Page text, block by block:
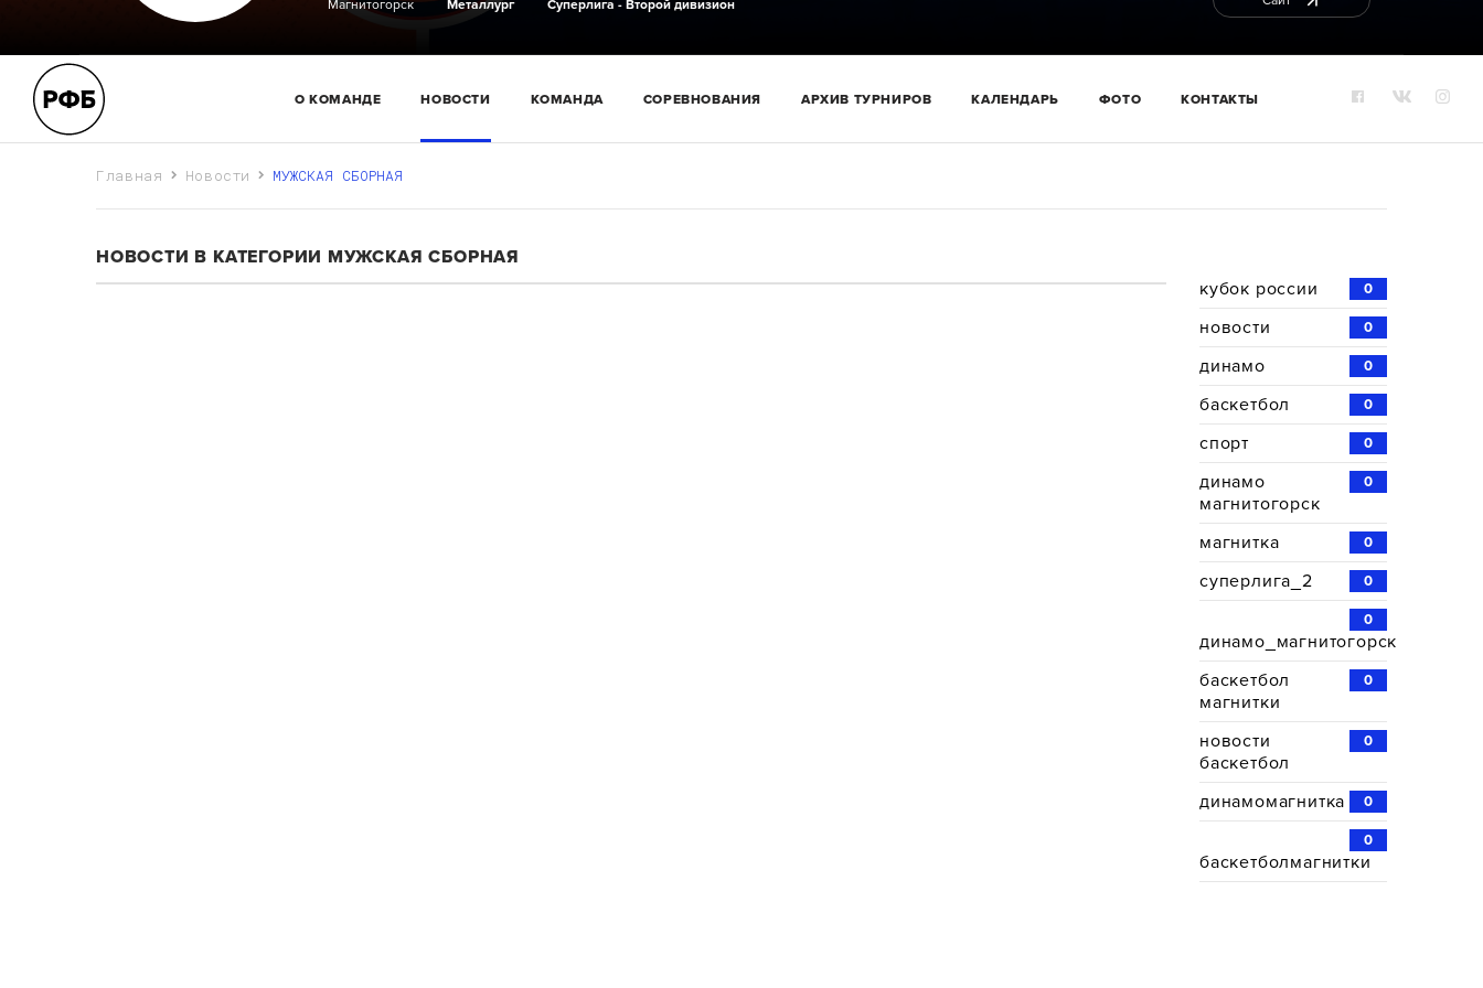
Магнитогорск
Металлург
Суперлига - Второй дивизион
О КОМАНДЕ НОВОСТИ КОМАНДА СОРЕВНОВАНИЯ АРХИВ ТУРНИРОВ КАЛЕНДАРЬ ФОТО КОНТАКТЫ
Главная Новости МУЖСКАЯ СБОРНАЯ
НОВОСТИ В КАТЕГОРИИ МУЖСКАЯ СБОРНАЯ
0
кубок россии
0
новости
0
динамо
0
баскетбол
0
спорт
0
динамо
магнитогорск
0
магнитка
0
суперлига_2
0
динамо_магнитогорск
0
баскетбол
магнитки
0
новости
баскетбол
0
динамомагнитка
0
баскетболмагнитки